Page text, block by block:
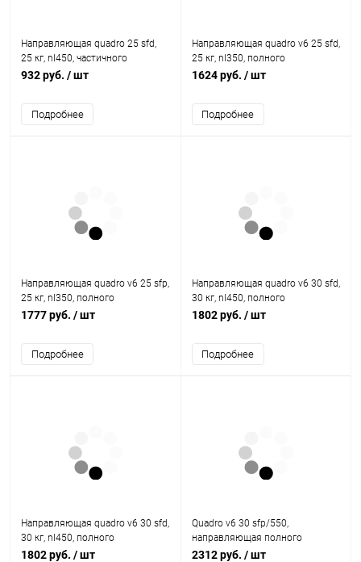
Направляющая quadro 25 sfd,
25 кг, nl450, частичного
выдвижения, eb20, левая
932 руб. / шт
Подробнее
Направляющая quadro v6 25 sfd,
25 кг, nl350, полного
выдвижения, eb20, правая
1624 руб. / шт
Подробнее
Направляющая quadro v6 25 sfp,
25 кг, nl350, полного
выдвижения, eb20, правая
1777 руб. / шт
Подробнее
Направляющая quadro v6 30 sfd,
30 кг, nl450, полного
выдвижения, eb20, левая
1802 руб. / шт
Подробнее
Направляющая quadro v6 30 sfd,
30 кг, nl450, полного
выдвижения, eb20, правая
1802 руб. / шт
Quadro v6 30 sfp/550,
направляющая полного
выдвижения с p2o, eb 20, левая
2312 руб. / шт